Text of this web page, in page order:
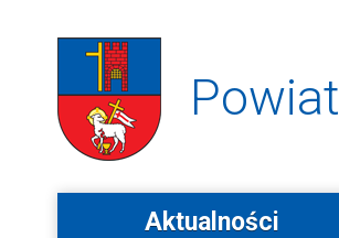
Powiat
Aktualności